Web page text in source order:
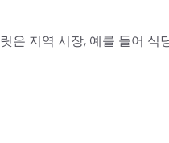
은 지역 시장, 예를 들어 식